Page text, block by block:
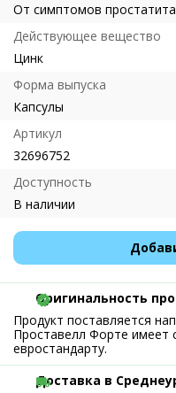
От симптомов простатита
Действующее вещество
Цинк
Форма выпуска
Капсулы
Артикул
32696752
Доступность
В наличии
Оригинальность
Продукт поставляется
Проставелл Форте имеет
евростандарту.
Доставка в